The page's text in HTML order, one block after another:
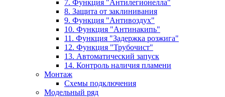
7. Функция "Антилегионелла"
8. Защита от заклинивания
9. Функция "Антивоздух"
10. Функция "Антинакипь"
11. Функция "Задержка розжига"
12. Функция "Трубочист"
13. Автоматический запуск
14. Контроль наличия пламени
Монтаж
Схемы подключения
Модельный ряд